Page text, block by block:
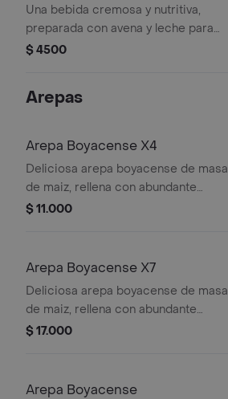
sabor tropical que te encantará!
Una bebida cremosa y nutritiva,
preparada con avena y leche para
ofrecer un sabor suave y delicioso.
$ 4500
Arepas
Arepa Boyacense X4
Deliciosa arepa boyacense de masa
de maiz, rellena con abundante
cuajada fresca y horneada hasta
un sabor irresistible.
$ 11.000
Arepa Boyacense X7
Deliciosa arepa boyacense de masa
de maiz, rellena con abundante
cuajada fresca y horneada hasta
un sabor irresistible.
$ 17.000
Arepa Boyacense